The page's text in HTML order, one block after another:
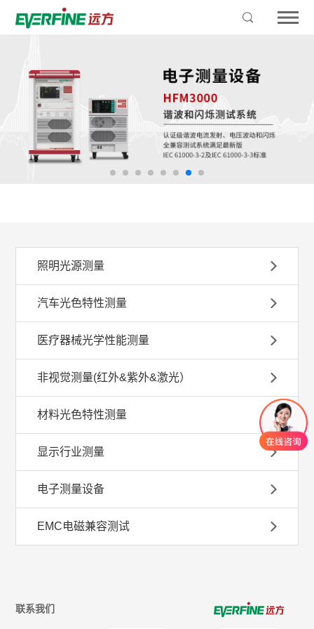
照明光源测量
汽车光色特性测量
医疗器械光学性能测量
非视觉测量(红外&紫外&激光）
材料光色特性测量
显示行业测量
电子测量设备
EMC电磁兼容测试
联系我们